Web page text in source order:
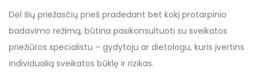
Dėl šių priežasčių prieš pradedant bet kokį protarpinio
badavimo režimą, būtina pasikonsultuoti su sveikatos
priežiūros specialistu – gydytoju ar dietologu, kuris įvertins
individualią sveikatos būklę ir rizikas.